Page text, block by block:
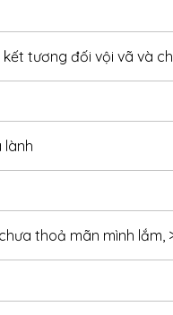
tương đối vội vã và
lành
thoả mãn mình